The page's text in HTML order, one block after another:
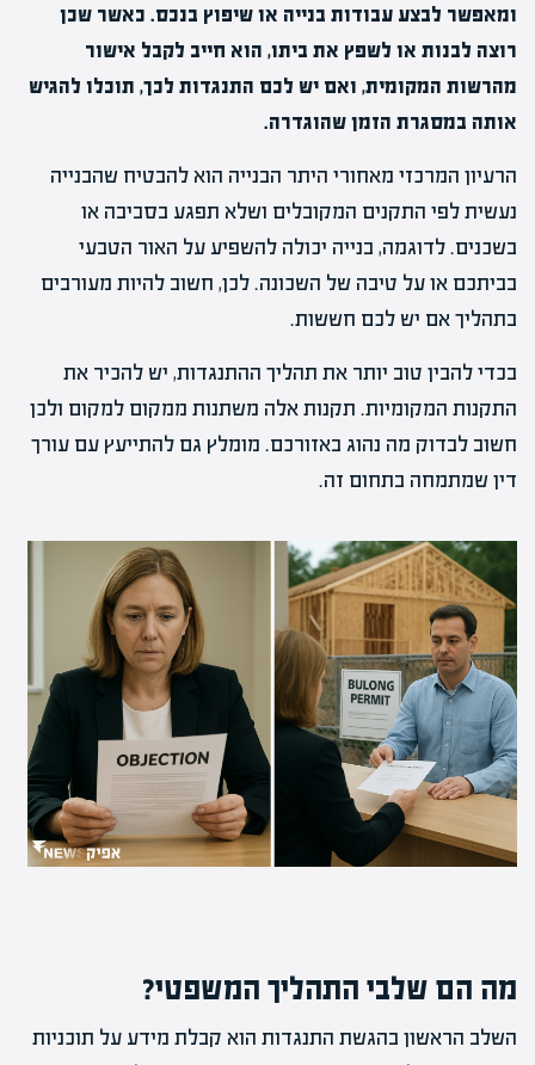
ומאפשר לבצע עבודות בנייה או שיפוץ בנכס. כאשר שכן
רוצה לבנות או לשפץ את ביתו, הוא חייב לקבל אישור
מהרשות המקומית, ואם יש לכם התנגדות לכך, תוכלו להגיש
אותה במסגרת הזמן שהוגדרה.
הרעיון המרכזי מאחורי היתר הבנייה הוא להבטיח שהבנייה
נעשית לפי התקנים המקובלים ושלא תפגע בסביבה או
בשכנים. לדוגמה, בנייה יכולה להשפיע על האור הטבעי
בביתכם או על טיבה של השכונה. לכן, חשוב להיות מעורבים
בתהליך אם יש לכם חששות.
בכדי להבין טוב יותר את תהליך ההתנגדות, יש להכיר את
התקנות המקומיות. תקנות אלה משתנות ממקום למקום ולכן
חשוב לבדוק מה נהוג באזורכם. מומלץ גם להתייעץ עם עורך
דין שמתמחה בתחום זה.
מה הם שלבי התהליך המשפטי?
השלב הראשון בהגשת התנגדות הוא קבלת מידע על תוכניות